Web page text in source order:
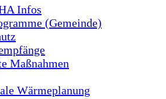
Infos
(Gemeinde)
Maßnahmen
Wärmeplanung